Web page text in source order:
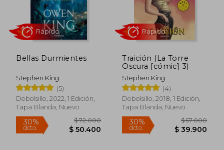
Rápido Rápido
Bellas Durmientes
Stephen King
(5)
Debolsillo, 2022, 1 Edición,
Tapa Blanda, Nuevo
Traición (La Torre
Oscura [cómic] 3)
Stephen King
(4)
Debolsillo, 2018, 1 Edición,
Tapa Blanda, Nuevo